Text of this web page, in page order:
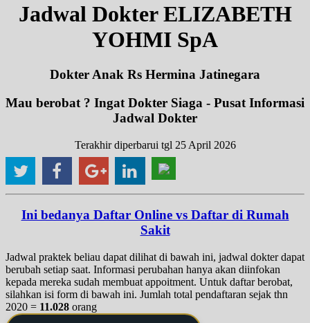
Jadwal Dokter ELIZABETH
YOHMI SpA
Dokter Anak Rs Hermina Jatinegara
Mau berobat ? Ingat Dokter Siaga - Pusat Informasi
Jadwal Dokter
Terakhir diperbarui tgl 25 April 2026
Ini bedanya Daftar Online vs Daftar di Rumah
Sakit
Jadwal praktek beliau dapat dilihat di bawah ini, jadwal dokter dapat
berubah setiap saat. Informasi perubahan hanya akan diinfokan
kepada mereka sudah membuat appoitment. Untuk daftar berobat,
silahkan isi form di bawah ini. Jumlah total pendaftaran sejak thn
2020 = 11.028 orang